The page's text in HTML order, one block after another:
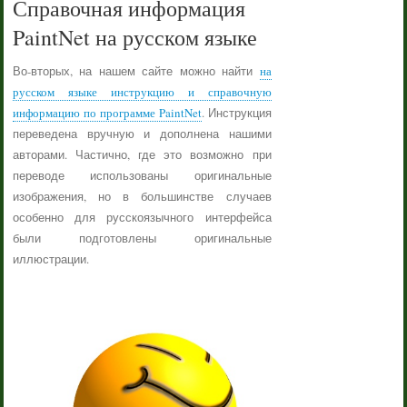
Справочная информация
PaintNet на русском языке
Во-вторых, на нашем сайте можно найти на
русском языке инструкцию и справочную
информацию по программе PaintNet. Инструкция
переведена вручную и дополнена нашими
авторами. Частично, где это возможно при
переводе использованы оригинальные
изображения, но в большинстве случаев
особенно для русскоязычного интерфейса
были подготовлены оригинальные
иллюстрации.